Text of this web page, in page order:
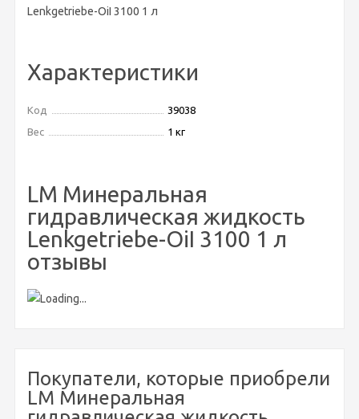
Lenkgetriebe-OiI 3100 1 л
Характеристики
Код
39038
Вес
1 кг
LM Минеральная
гидравлическая жидкость
Lenkgetriebe-OiI 3100 1 л
отзывы
Покупатели, которые приобрели
LM Минеральная